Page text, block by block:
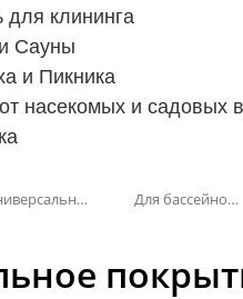
для клининга
Сауны
и Пикника
насекомых и садовых
Универсальные модульные покрытия Для бассейнов и аквапарков